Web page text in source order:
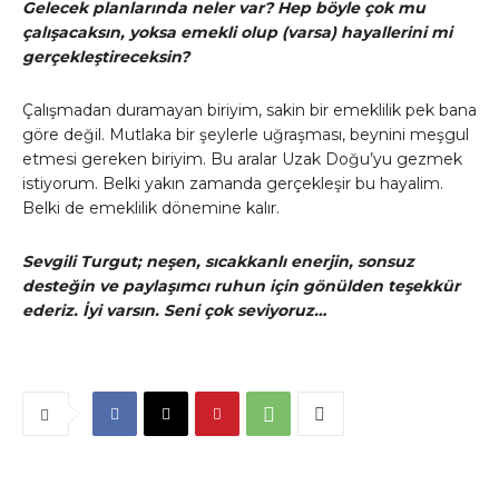
Gelecek planlarında neler var? Hep böyle çok mu
çalışacaksın, yoksa emekli olup (varsa) hayallerini mi
gerçekleştireceksin?
Çalışmadan duramayan biriyim, sakin bir emeklilik pek bana
göre değil. Mutlaka bir şeylerle uğraşması, beynini meşgul
etmesi gereken biriyim. Bu aralar Uzak Doğu’yu gezmek
istiyorum. Belki yakın zamanda gerçekleşir bu hayalim.
Belki de emeklilik dönemine kalır.
Sevgili Turgut; neşen, sıcakkanlı enerjin, sonsuz
desteğin ve paylaşımcı ruhun için gönülden teşekkür
ederiz. İyi varsın. Seni çok seviyoruz…